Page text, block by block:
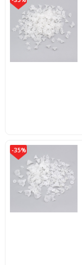
-35%